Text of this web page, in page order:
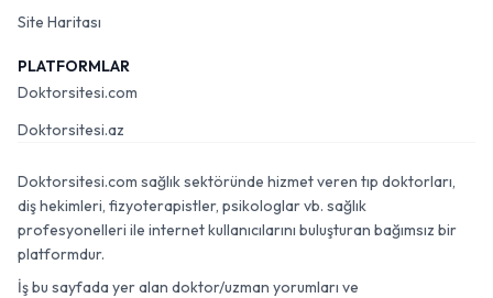
Site Haritası
PLATFORMLAR
Doktorsitesi.com
Doktorsitesi.az
Doktorsitesi.com sağlık sektöründe hizmet veren tıp doktorları,
diş hekimleri, fizyoterapistler, psikologlar vb. sağlık
profesyonelleri ile internet kullanıcılarını buluşturan bağımsız bir
platformdur.
İş bu sayfada yer alan doktor/uzman yorumları ve